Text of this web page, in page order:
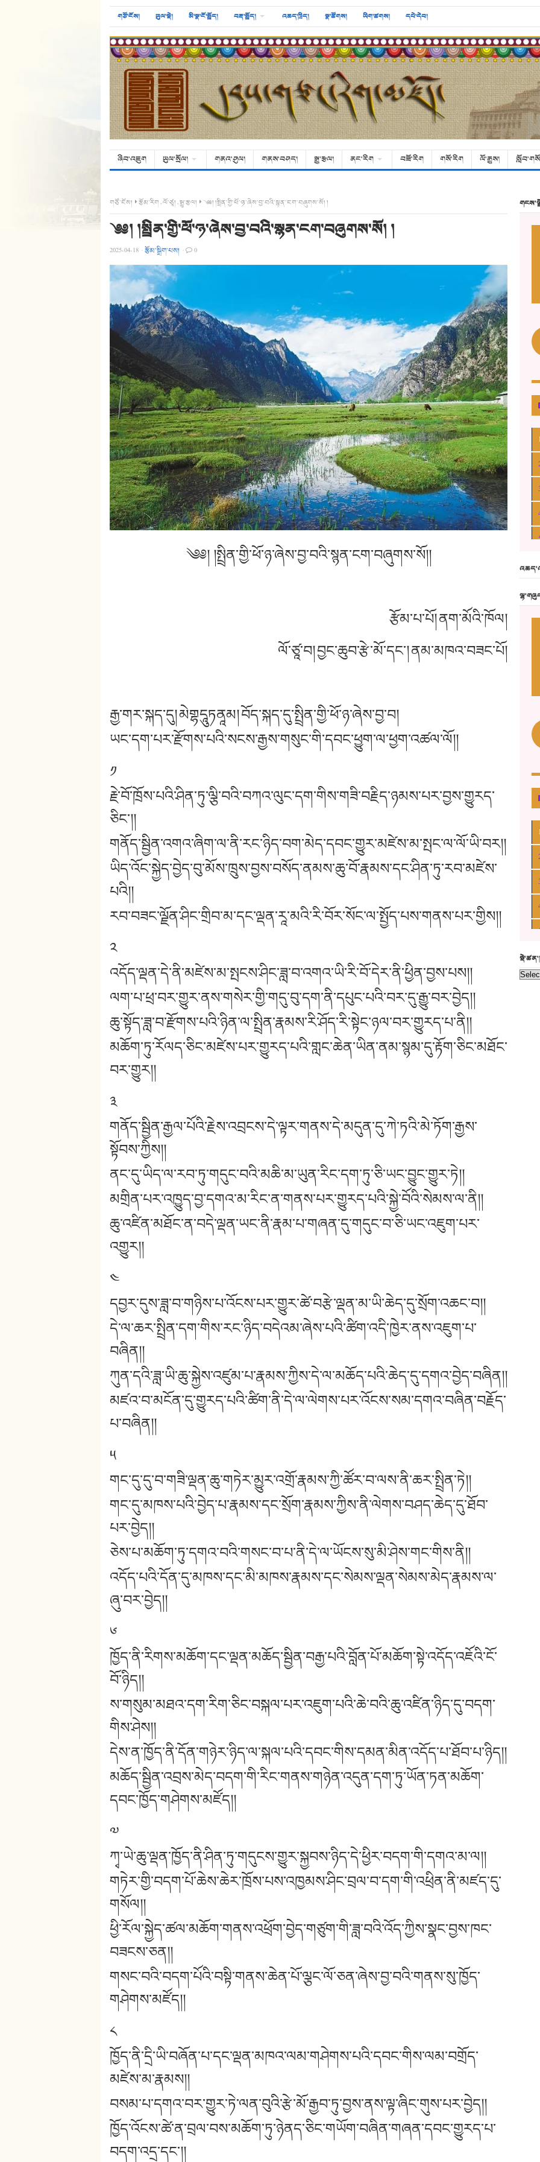
གཙོ་ངོས། ཡུལ་སྡེ། མི་སྣ་ངོ་སྤྲོད། བརྡ་སྤྲོད། འཆད་ཁྲིད། སྣ་ཚོགས། ཡིག་ཚགས། དཔེ་དེབ།
ཞིབ་འཇུག ཡུལ་སྲོལ། གནའ་ཤུལ། གནས་བཤད། སྒྱུ་རྩལ། ནང་རིག བཟོ་རིག གསོ་རིག ལོ་རྒྱུས།
གཙོ་ངོས། རྩོམ་རིག,ལོ་ཙཱ།,སྒྱུ་རྩལ། ༄༅། །སྤྲིན་གྱི་ཕོ་ཉ་ཞེས་བྱ་བའི་སྙན་ངག་བཞུགས་སོ། །
༄༅། །སྤྲིན་གྱི་ཕོ་ཉ་ཞེས་བྱ་བའི་སྙན་ངག་བཞུགས་སོ། །
2025-04-18 ·རྩོམ་སྒྲིག་པས། · 0
༄༅། །སྤྲིན་གྱི་ཕོ་ཉ་ཞེས་བྱ་བའི་སྙན་ངག་བཞུགས་སོ།།
རྩོམ་པ་པོ།ནག་མོའི་ཁོལ།
ལོ་ཙཱ་བ།བྱང་ཆུབ་རྩེ་མོ་དང་།ནམ་མཁའ་བཟང་པོ།
རྒྱ་གར་སྐད་དུ།མེགྷདཱུཏནཱམ།བོད་སྐད་དུ་སྤྲིན་གྱི་ཕོ་ཉ་ཞེས་བྱ་བ།
ཡང་དག་པར་རྫོགས་པའི་སངས་རྒྱས་གསུང་གི་དབང་ཕྱུག་ལ་ཕྱག་འཚལ་ལོ།།
༡
རྗེ་བོ་ཁྲོས་པའི་ཤིན་ཏུ་ལྕི་བའི་བཀའ་ལུང་དག་གིས་གཟི་བརྗིད་ཉམས་པར་བྱས་གྱུརད་
ཅིང་།།
གནོད་སྦྱིན་འགའ་ཞིག་ལ་ནི་རང་ཉིད་བག་མེད་དབང་གྱུར་མཛེས་མ་སྤང་ལ་ལོ་ཡི་བར།།
ཡིད་འོང་སྐྱེད་བྱེད་བུ་མོས་ཁྲུས་བྱས་བསོད་ནམས་ཆུ་བོ་རྣམས་དང་ཤིན་ཏུ་རབ་མཛེས་
པའི།།
རབ་བཟང་ལྗོན་ཤིང་གྲིབ་མ་དང་ལྡན་རཱ་མའི་རི་བོར་སོང་ལ་སྤྱོད་པས་གནས་པར་གྱིས།།
༢
འདོད་ལྡན་དེ་ནི་མཛེས་མ་སྤངས་ཤིང་ཟླ་བ་འགའ་ཡི་རི་བོ་དེར་ནི་ཕྱིན་བྱས་པས།།
ལག་པ་ཕྲ་བར་གྱུར་ནས་གསེར་གྱི་གདུ་བུ་དག་ནི་དཔུང་པའི་བར་དུ་རྒྱུ་བར་བྱེད།།
ཆུ་སྟོད་ཟླ་བ་རྫོགས་པའི་ཉིན་ལ་སྤྲིན་རྣམས་རི་ཤོད་རི་སྟེང་ཉལ་བར་གྱུརད་པ་ནི།།
མཆོག་ཏུ་རོལད་ཅིང་མཛེས་པར་གྱུརད་པའི་གླང་ཆེན་ཡིན་ནམ་སྙམ་དུ་རྟོག་ཅིང་མཐོང་
བར་གྱུར།།
༣
གནོད་སྦྱིན་རྒྱལ་པོའི་རྗེས་འབྲངས་དེ་ལྟར་གནས་དེ་མདུན་དུ་ཀེ་ཏའི་མེ་ཏོག་རྒྱས་
སྟོབས་ཀྱིས།།
ནང་དུ་ཡིད་ལ་རབ་ཏུ་གདུང་བའི་མཆི་མ་ཡུན་རིང་དག་ཏུ་ཅི་ཡང་བྱུང་གྱུར་ཏེ།།
མགྲིན་པར་འཁྱུད་བྱ་དགའ་མ་རིང་ན་གནས་པར་གྱུརད་པའི་སྐྱེ་བོའི་སེམས་ལ་ནི།།
ཆུ་འཛིན་མཐོང་ན་བདེ་ལྡན་ཡང་ནི་རྣམ་པ་གཞན་དུ་གདུང་བ་ཅི་ཡང་འཇུག་པར་
འགྱུར།།
༤
དབྱར་དུས་ཟླ་བ་གཉིས་པ་འོངས་པར་གྱུར་ཚེ་བརྩེ་ལྡན་མ་ཡི་ཆེད་དུ་སྲོག་འཆང་བ།།
དེ་ལ་ཆར་སྤྲིན་དག་གིས་རང་ཉིད་བདེའམ་ཞེས་པའི་ཚིག་འདི་ཁྱེར་ནས་འཇུག་པ་
བཞིན།།
ཀུན་དའི་ཟླ་ཡི་ཆུ་སྐྱེས་འཛུམ་པ་རྣམས་ཀྱིས་དེ་ལ་མཆོད་པའི་ཆེད་དུ་དགའ་བྱེད་བཞིན།།
མཛའ་བ་མངོན་དུ་གྱུརད་པའི་ཚིག་ནི་དེ་ལ་ལེགས་པར་འོངས་སམ་དགའ་བཞིན་བརྗོད་
པ་བཞིན།།
༥
གང་དུ་དུ་བ་གཟི་ལྡན་ཆུ་གཏེར་མྱུར་འགྲོ་རྣམས་ཀྱི་ཚོར་བ་ལས་ནི་ཆར་སྤྲིན་ཏེ།།
གང་དུ་མཁས་པའི་བྱེད་པ་རྣམས་དང་སྲོག་རྣམས་ཀྱིས་ནི་ལེགས་བཤད་ཆེད་དུ་ཐོབ་
པར་བྱེད།།
ཅེས་པ་མཆོག་ཏུ་དགའ་བའི་གསང་བ་པ་ནི་དེ་ལ་ཡོངས་སུ་མི་ཤེས་གང་གིས་ནི།།
འདོད་པའི་དོན་དུ་མཁས་དང་མི་མཁས་རྣམས་དང་སེམས་ལྡན་སེམས་མེད་རྣམས་ལ་
ཞུ་བར་བྱེད།།
༦
ཁྱོད་ནི་རིགས་མཆོག་དང་ལྡན་མཆོད་སྦྱིན་བརྒྱ་པའི་བློན་པོ་མཆོག་སྟེ་འདོད་འཇོའི་ངོ་
བོ་ཉིད།།
ས་གསུམ་མཐའ་དག་རིག་ཅིང་བསྐལ་པར་འཇུག་པའི་ཆེ་བའི་ཆུ་འཛིན་ཉིད་དུ་བདག་
གིས་ཤེས།།
དེས་ན་ཁྱོད་ནི་དོན་གཉེར་ཉིད་ལ་སྐལ་པའི་དབང་གིས་དམན་མིན་འདོད་པ་ཐོབ་པ་ཉིད།།
མཆོད་སྦྱིན་འབྲས་མེད་བདག་གི་རིང་གནས་གཉེན་འདུན་དག་ཏུ་ཡོན་ཏན་མཆོག་
དབང་ཁྱོད་གཤེགས་མཛོད།།
༧
ཀྭ་ཡེ་ཆུ་ལྡན་ཁྱོད་ནི་ཤིན་ཏུ་གདུངས་གྱུར་སྐྱབས་ཉིད་དེ་ཕྱིར་བདག་གི་དགའ་མ་ལ།།
གཏེར་གྱི་བདག་པོ་ཆེས་ཆེར་ཁྲོས་པས་འཁྱམས་ཤིང་བྲལ་བ་དག་གི་འཕྲིན་ནི་མཛད་དུ་
གསོལ།།
ཕྱི་རོལ་སྐྱེད་ཚལ་མཆོག་གནས་འཕྲོག་བྱེད་གཙུག་གི་ཟླ་བའི་འོད་ཀྱིས་སྣང་བྱས་ཁང་
བཟངས་ཅན།།
གསང་བའི་བདག་པོའི་བསྟི་གནས་ཆེན་པོ་ལྕང་ལོ་ཅན་ཞེས་བྱ་བའི་གནས་སུ་ཁྱོད་
གཤེགས་མཛོད།།
༨
ཁྱོད་ནི་དྲི་ཡི་བཞོན་པ་དང་ལྡན་མཁའ་ལམ་གཤེགས་པའི་དབང་གིས་ལམ་བགྲོད་
མཛེས་མ་རྣམས།།
བསམ་པ་དགའ་བར་གྱུར་ཏེ་ལན་བུའི་རྩེ་མོ་རྒྱབ་ཏུ་བྱས་ནས་ལྟ་ཞིང་གུས་པར་བྱེད།།
ཁྱོད་འོངས་ཚེ་ན་བྲལ་བས་མཆོག་ཏུ་ཉེནད་ཅིང་གཡོག་བཞིན་གཞན་དབང་གྱུརད་པ་
བདག་འདྲ་དང་།།